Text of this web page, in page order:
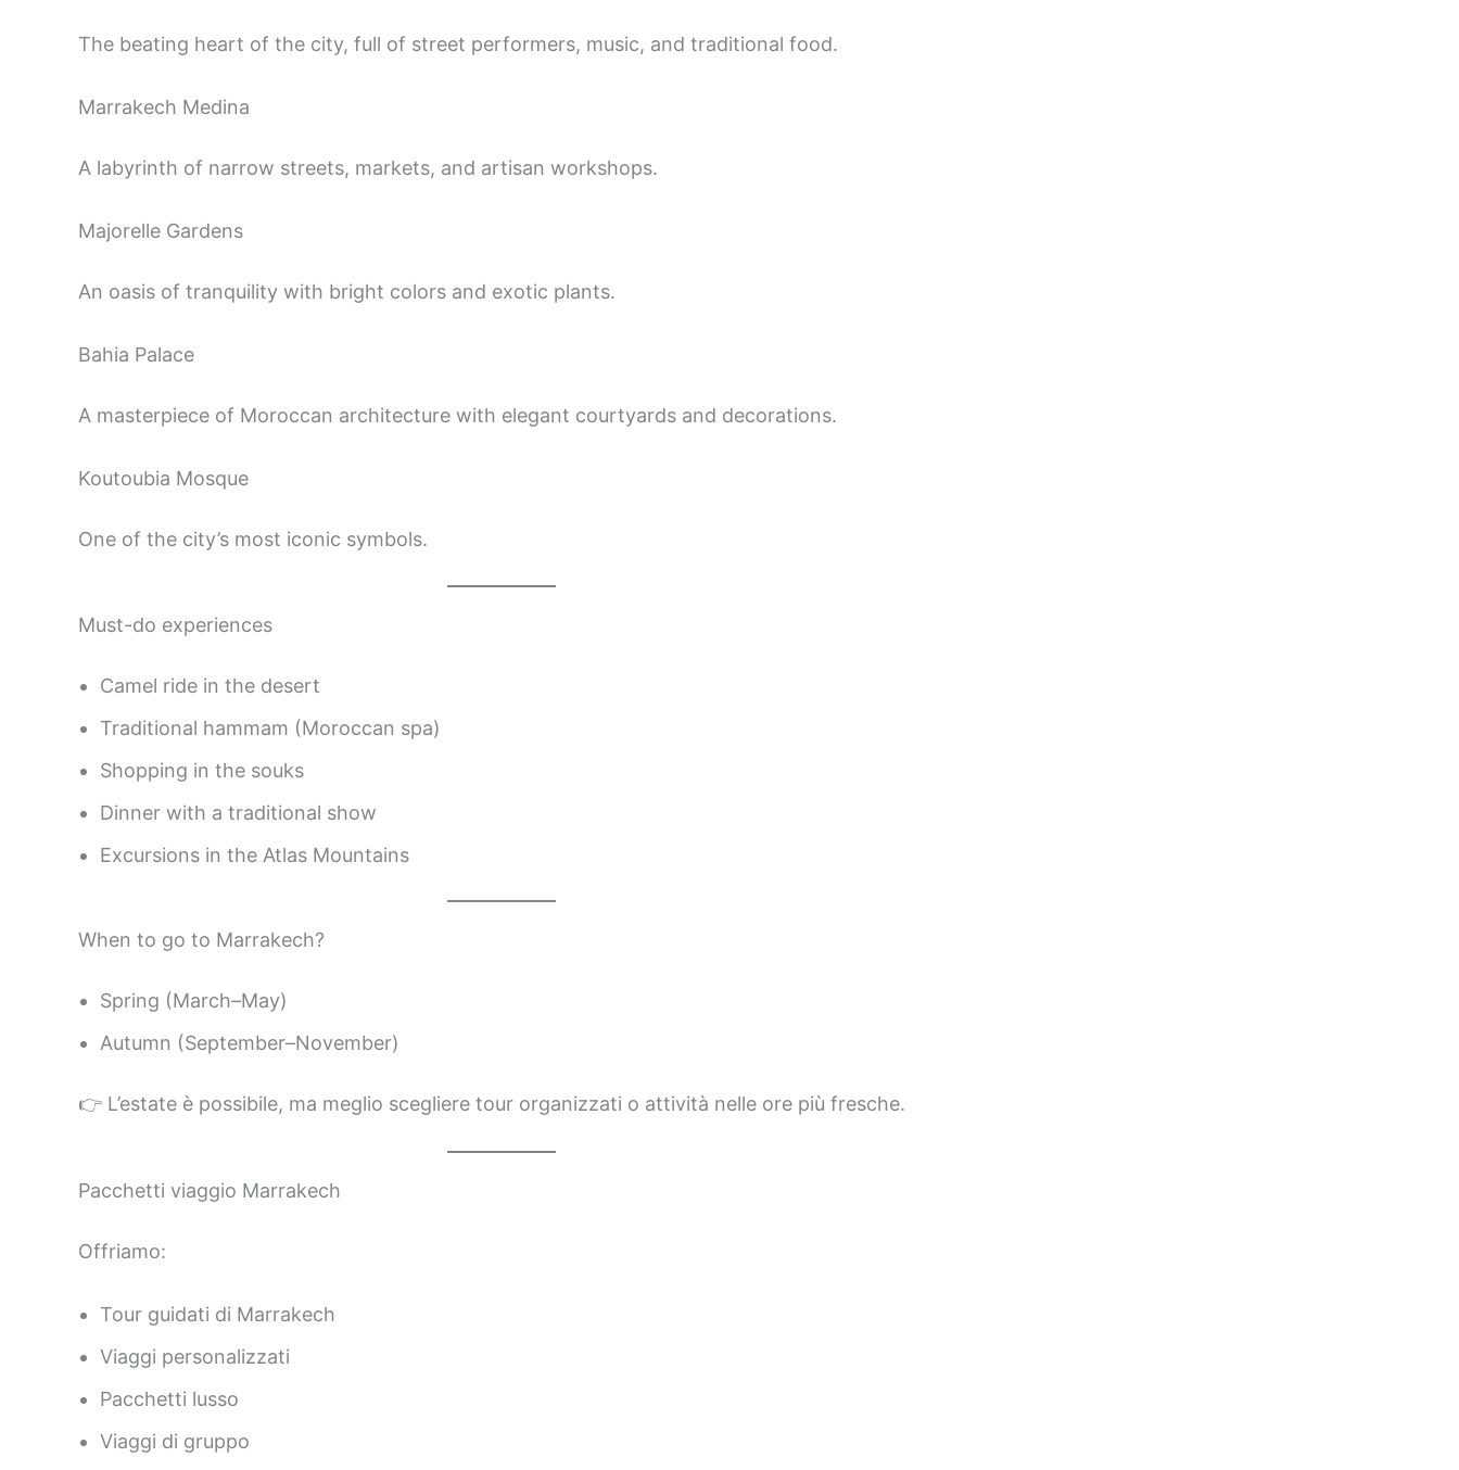
The beating heart of the city, full of street performers, music, and traditional food.
Marrakech Medina
A labyrinth of narrow streets, markets, and artisan workshops.
Majorelle Gardens
An oasis of tranquility with bright colors and exotic plants.
Bahia Palace
A masterpiece of Moroccan architecture with elegant courtyards and decorations.
Koutoubia Mosque
One of the city’s most iconic symbols.
Must-do experiences
Camel ride in the desert
Traditional hammam (Moroccan spa)
Shopping in the souks
Dinner with a traditional show
Excursions in the Atlas Mountains
When to go to Marrakech?
Spring (March–May)
Autumn (September–November)
👉 L’estate è possibile, ma meglio scegliere tour organizzati o attività nelle ore più fresche.
Pacchetti viaggio Marrakech
Offriamo:
Tour guidati di Marrakech
Viaggi personalizzati
Pacchetti lusso
Viaggi di gruppo